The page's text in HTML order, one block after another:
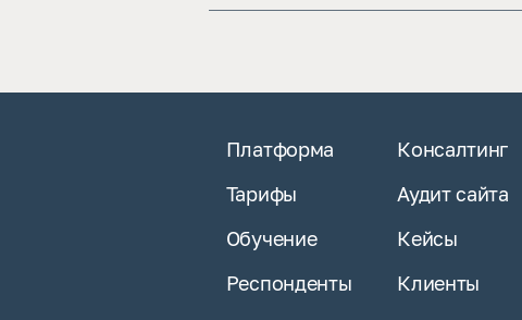
Платформа
Консалтинг
Тарифы
Аудит сайта
Обучение
Кейсы
Респонденты
Клиенты